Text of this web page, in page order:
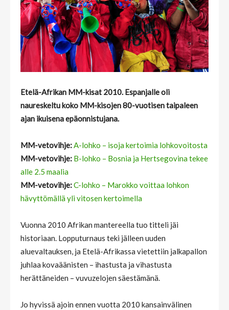
Etelä-Afrikan MM-kisat 2010. Espanjalle oli
naureskeltu koko MM-kisojen 80-vuotisen taipaleen
ajan ikuisena epäonnistujana.
MM-vetovihje:A-lohko – isoja kertoimia lohkovoitosta
MM-vetovihje: B-lohko – Bosnia ja Hertsegovina tekee
alle 2.5 maalia
MM-vetovihje:C-lohko – Marokko voittaa lohkon
hävyttömällä yli vitosen kertoimella
Vuonna 2010 Afrikan mantereella tuo titteli jäi
historiaan. Lopputurnaus teki jälleen uuden
aluevaltauksen, ja Etelä-Afrikassa vietettiin jalkapallon
juhlaa kovaäänisten – ihastusta ja vihastusta
herättäneiden – vuvuzelojen säestämänä.
Jo hyvissä ajoin ennen vuotta 2010 kansainvälinen